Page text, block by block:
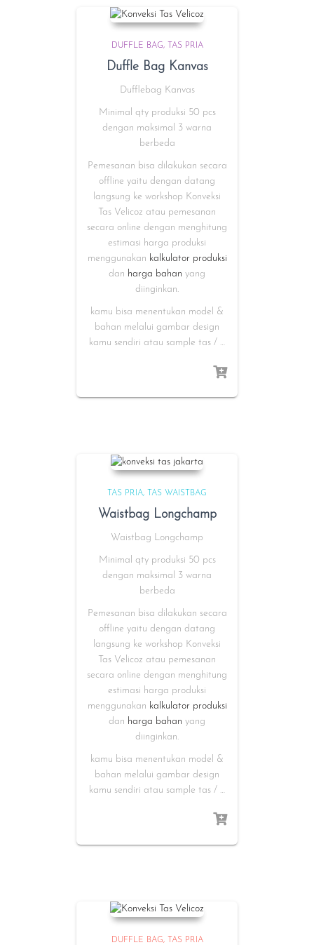
DUFFLE BAG TAS PRIA
Duffle Bag Kanvas
Dufflebag Kanvas
Minimal qty produksi 50 pcs
dengan maksimal 3 warna
berbeda
Pemesanan bisa dilakukan secara
offline yaitu dengan datang
langsung ke workshop Konveksi
Tas Velicoz atau pemesanan
secara online dengan menghitung
estimasi harga produksi
menggunakan kalkulator produksi
dan harga bahan yang
diinginkan.
kamu bisa menentukan model &
bahan melalui gambar design
kamu sendiri atau sample tas / …
TAS PRIA TAS WAISTBAG
Waistbag Longchamp
Waistbag Longchamp
Minimal qty produksi 50 pcs
dengan maksimal 3 warna
berbeda
Pemesanan bisa dilakukan secara
offline yaitu dengan datang
langsung ke workshop Konveksi
Tas Velicoz atau pemesanan
secara online dengan menghitung
estimasi harga produksi
menggunakan kalkulator produksi
dan harga bahan yang
diinginkan.
kamu bisa menentukan model &
bahan melalui gambar design
kamu sendiri atau sample tas / …
DUFFLE BAG TAS PRIA